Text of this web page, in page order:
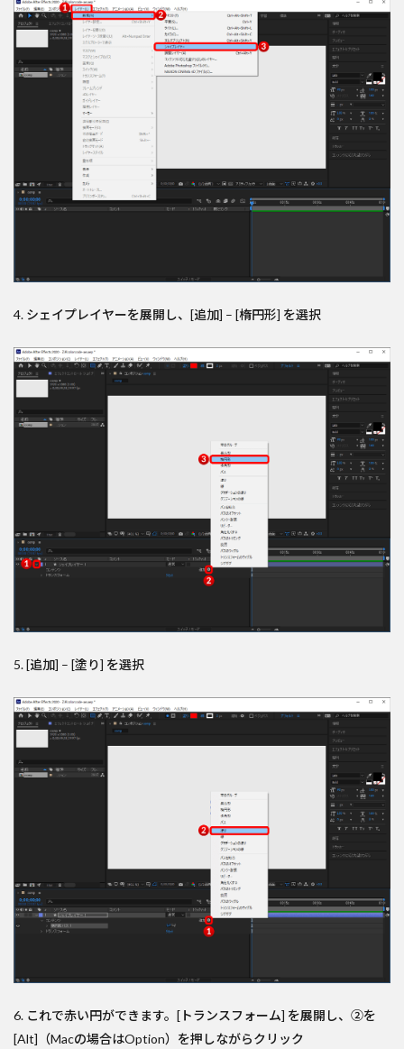
4. シェイプレイヤーを展開し、[追加] – [楕円形] を選択
5. [追加] – [塗り] を選択
6. これで赤い円ができます。[トランスフォーム] を展開し、②を
[Alt]（Macの場合はOption）を押しながらクリック